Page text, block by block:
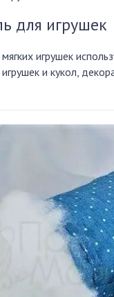
для игрушек
игрушек
игрушек и кукол,